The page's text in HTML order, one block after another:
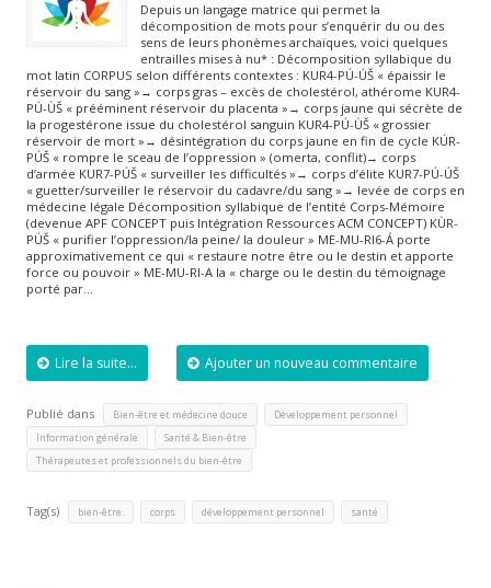
Depuis un langage matrice qui permet la
décomposition de mots pour s’enquérir du ou des
sens de leurs phonèmes archaïques, voici quelques
entrailles mises à nu* : Décomposition syllabique du
mot latin CORPUS selon différents contextes : KUR4-PÚ-ÚŠ « épaissir le
réservoir du sang »→ corps gras – excès de cholestérol, athérome KUR4-
PÚ-ÙŠ « prééminent réservoir du placenta »→ corps jaune qui sécrète de
la progestérone issue du cholestérol sanguin KUR4-PÚ-ÙŠ « grossier
réservoir de mort »→ désintégration du corps jaune en fin de cycle KÚR-
PÚŠ « rompre le sceau de l’oppression » (omerta, conflit)→ corps
d’armée KUR7-PÚŠ « surveiller les difficultés »→ corps d’élite KUR7-PÚ-ÚŠ
« guetter/surveiller le réservoir du cadavre/du sang »→ levée de corps en
médecine légale Décomposition syllabique de l’entité Corps-Mémoire
(devenue APF CONCEPT puis Intégration Ressources ACM CONCEPT) KÙR-
PÚŠ « purifier l’oppression/la peine/ la douleur » ME-MU-RI6-Á porte
approximativement ce qui « restaure notre être ou le destin et apporte
force ou pouvoir » ME-MU-RI-A la « charge ou le destin du témoignage
porté par…
Lire la suite... Ajouter un nouveau commentaire
Publié dans Bien-être et médecine douce Développement personnel
Information générale Santé & Bien-être
Thérapeutes et professionnels du bien-être
Tag(s) bien-être. corps développement personnel santé